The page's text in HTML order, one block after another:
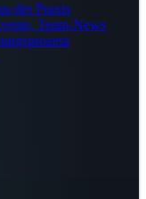
der Praxis
Team-News